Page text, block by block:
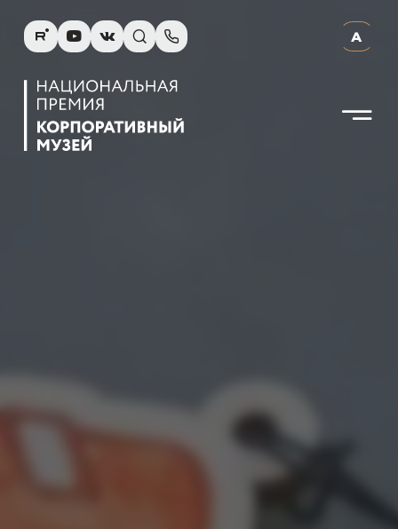
R Y V s p А
N